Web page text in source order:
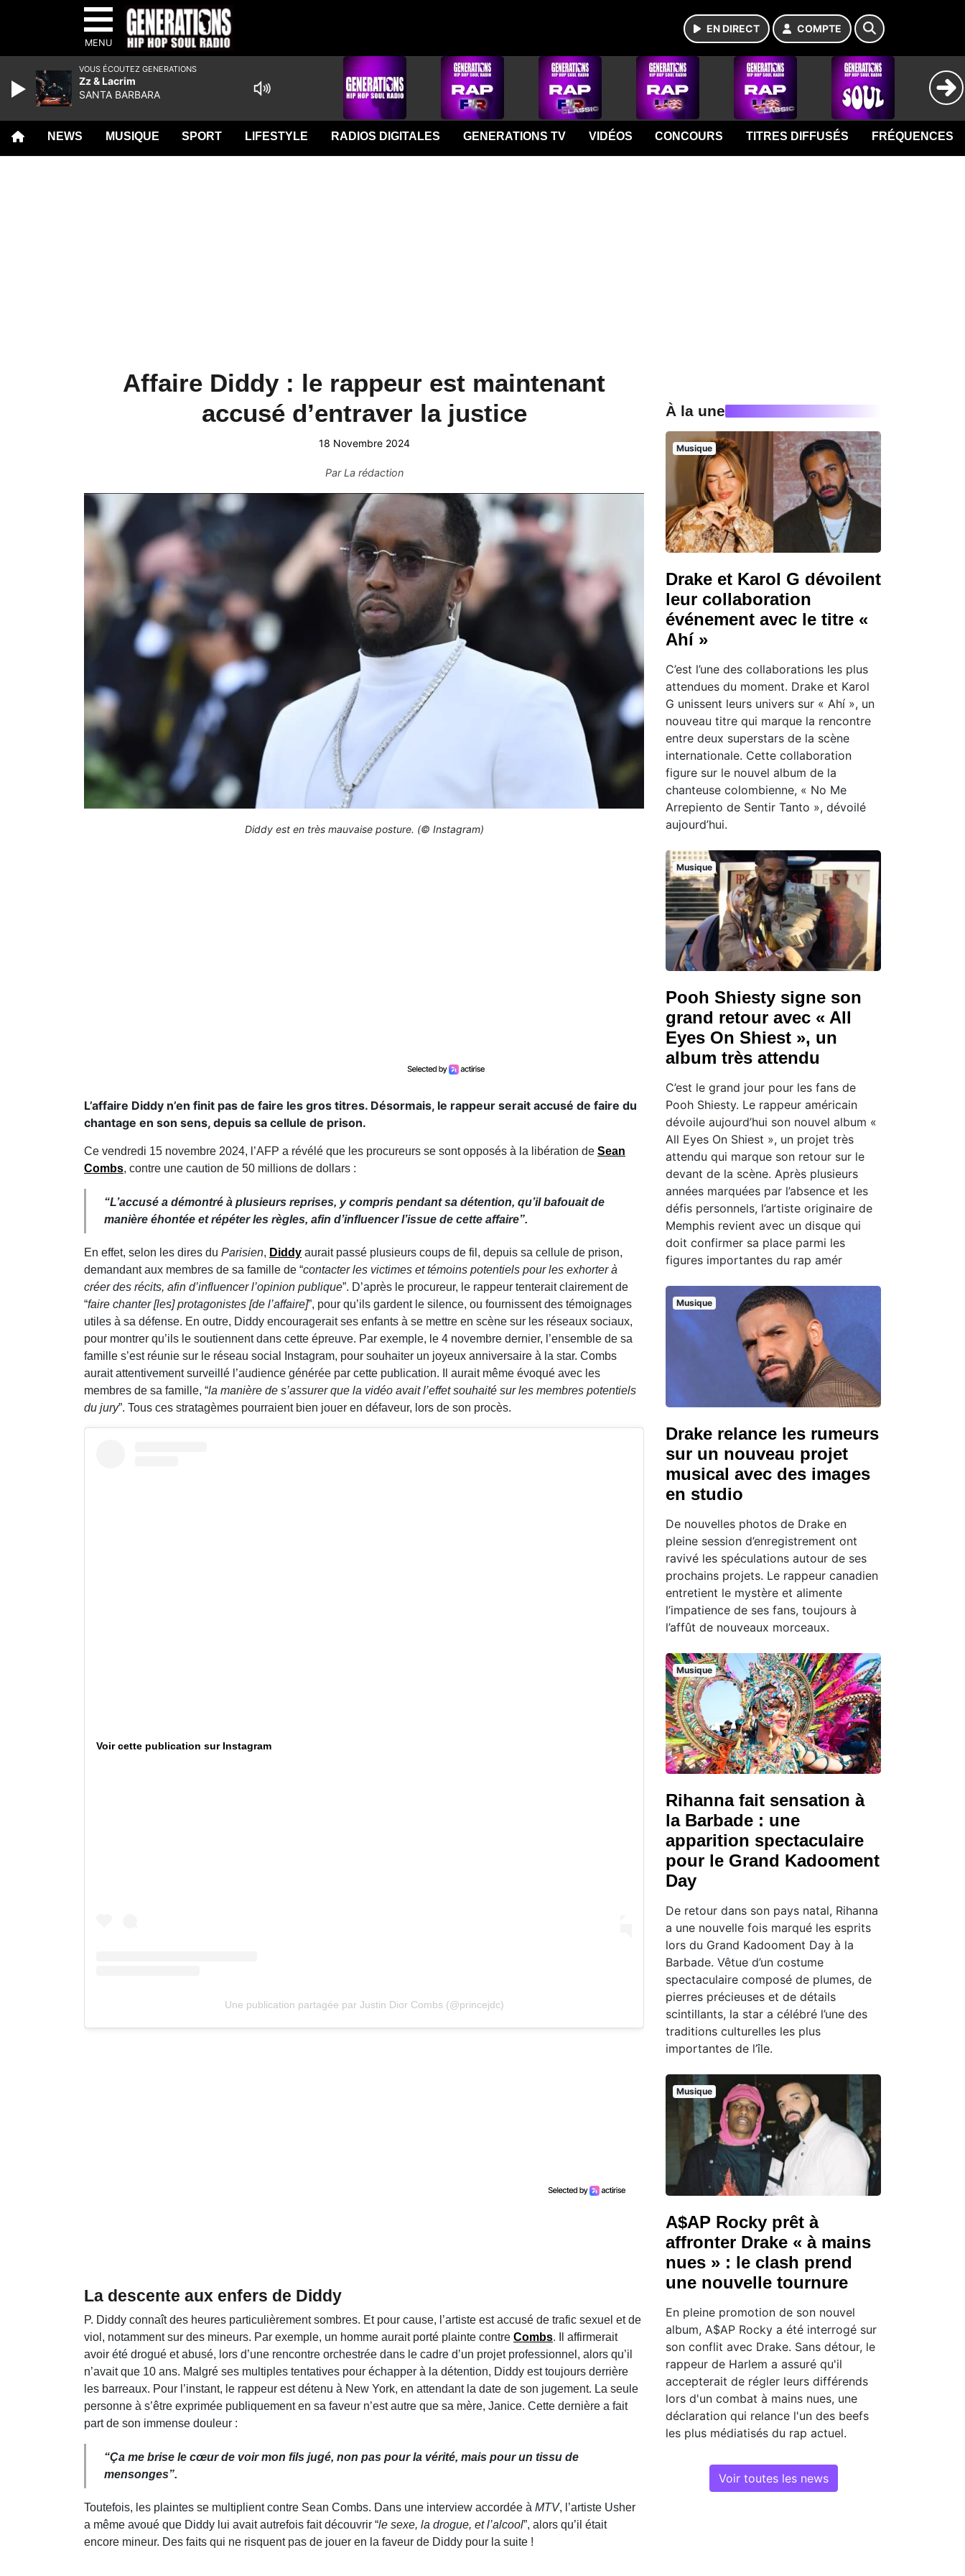
MENU
EN DIRECT COMPTE
NEWS MUSIQUE SPORT LIFESTYLE RADIOS DIGITALES GENERATIONS TV VIDÉOS CONCOURS TITRES DIFFUSÉS FRÉQUENCES
Affaire Diddy : le rappeur est maintenant
accusé d’entraver la justice
18 Novembre 2024
ParLa rédaction
Diddy est en très mauvaise posture. (© Instagram)
L’affaire Diddy n’en finit pas de faire les gros titres. Désormais, le rappeur serait accusé de faire du
chantage en son sens, depuis sa cellule de prison.
Ce vendredi 15 novembre 2024, l’AFP a révélé que les procureurs se sont opposés à la libération de Sean
Combs, contre une caution de 50 millions de dollars :
“L’accusé a démontré à plusieurs reprises, y compris pendant sa détention, qu’il bafouait de
manière éhontée et répéter les règles, afin d’influencer l’issue de cette affaire”.
En effet, selon les dires du Parisien, Diddy aurait passé plusieurs coups de fil, depuis sa cellule de prison,
demandant aux membres de sa famille de “contacter les victimes et témoins potentiels pour les exhorter à
créer des récits, afin d’influencer l’opinion publique”. D’après le procureur, le rappeur tenterait clairement de
“faire chanter [les] protagonistes [de l’affaire]”, pour qu’ils gardent le silence, ou fournissent des témoignages
utiles à sa défense. En outre, Diddy encouragerait ses enfants à se mettre en scène sur les réseaux sociaux,
pour montrer qu’ils le soutiennent dans cette épreuve. Par exemple, le 4 novembre dernier, l’ensemble de sa
famille s’est réunie sur le réseau social Instagram, pour souhaiter un joyeux anniversaire à la star. Combs
aurait attentivement surveillé l’audience générée par cette publication. Il aurait même évoqué avec les
membres de sa famille, “la manière de s’assurer que la vidéo avait l’effet souhaité sur les membres potentiels
du jury”. Tous ces stratagèmes pourraient bien jouer en défaveur, lors de son procès.
Voir cette publication sur Instagram
Une publication partagée par Justin Dior Combs (@princejdc)
La descente aux enfers de Diddy
P. Diddy connaît des heures particulièrement sombres. Et pour cause, l’artiste est accusé de trafic sexuel et de
viol, notamment sur des mineurs. Par exemple, un homme aurait porté plainte contre Combs. Il affirmerait
avoir été drogué et abusé, lors d’une rencontre orchestrée dans le cadre d’un projet professionnel, alors qu’il
n’avait que 10 ans. Malgré ses multiples tentatives pour échapper à la détention, Diddy est toujours derrière
les barreaux. Pour l’instant, le rappeur est détenu à New York, en attendant la date de son jugement. La seule
personne à s’être exprimée publiquement en sa faveur n’est autre que sa mère, Janice. Cette dernière a fait
part de son immense douleur :
“Ça me brise le cœur de voir mon fils jugé, non pas pour la vérité, mais pour un tissu de
mensonges”.
Toutefois, les plaintes se multiplient contre Sean Combs. Dans une interview accordée à MTV, l’artiste Usher
a même avoué que Diddy lui avait autrefois fait découvrir “le sexe, la drogue, et l’alcool”, alors qu’il était
encore mineur. Des faits qui ne risquent pas de jouer en la faveur de Diddy pour la suite !
À la une
Musique
Drake et Karol G dévoilent
leur collaboration
événement avec le titre «
Ahí »
C’est l’une des collaborations les plus
attendues du moment. Drake et Karol
G unissent leurs univers sur « Ahí », un
nouveau titre qui marque la rencontre
entre deux superstars de la scène
internationale. Cette collaboration
figure sur le nouvel album de la
chanteuse colombienne, « No Me
Arrepiento de Sentir Tanto », dévoilé
aujourd’hui.
Musique
Pooh Shiesty signe son
grand retour avec « All
Eyes On Shiest », un
album très attendu
C’est le grand jour pour les fans de
Pooh Shiesty. Le rappeur américain
dévoile aujourd’hui son nouvel album «
All Eyes On Shiest », un projet très
attendu qui marque son retour sur le
devant de la scène. Après plusieurs
années marquées par l’absence et les
défis personnels, l’artiste originaire de
Memphis revient avec un disque qui
doit confirmer sa place parmi les
figures importantes du rap amér
Musique
Drake relance les rumeurs
sur un nouveau projet
musical avec des images
en studio
De nouvelles photos de Drake en
pleine session d’enregistrement ont
ravivé les spéculations autour de ses
prochains projets. Le rappeur canadien
entretient le mystère et alimente
l’impatience de ses fans, toujours à
l’affût de nouveaux morceaux.
Musique
Rihanna fait sensation à
la Barbade : une
apparition spectaculaire
pour le Grand Kadooment
Day
De retour dans son pays natal, Rihanna
a une nouvelle fois marqué les esprits
lors du Grand Kadooment Day à la
Barbade. Vêtue d’un costume
spectaculaire composé de plumes, de
pierres précieuses et de détails
scintillants, la star a célébré l’une des
traditions culturelles les plus
importantes de l’île.
Musique
A$AP Rocky prêt à
affronter Drake « à mains
nues » : le clash prend
une nouvelle tournure
En pleine promotion de son nouvel
album, A$AP Rocky a été interrogé sur
son conflit avec Drake. Sans détour, le
rappeur de Harlem a assuré qu'il
accepterait de régler leurs différends
lors d'un combat à mains nues, une
déclaration qui relance l'un des beefs
les plus médiatisés du rap actuel.
Voir toutes les news
VOUS ÉCOUTEZ GENERATIONS
Zz & Lacrim
SANTA BARBARA